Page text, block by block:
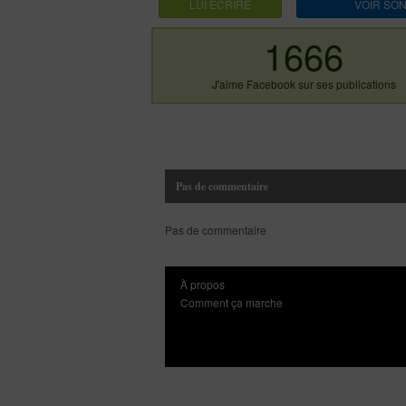
LUI ECRIRE VOIR
1666
J'aime Facebook sur ses publications
Pas de commentaire
Pas de commentaire
À propos
Comment ça marche